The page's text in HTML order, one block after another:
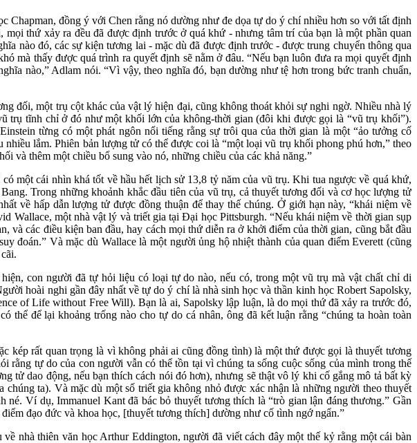
đồng ý với Chen rằng nó dường như đe dọa tự do ý chí nhiều hơn so với tất định
thứ xảy ra đều đã được định trước ở quá khứ - nhưng tâm trí của bạn là một phần quan
nào đó, các sự kiện tương lai - mặc dù đã được định trước - được trung chuyển thông qua
mà thấy được quá trình ra quyết định sẽ nằm ở đâu. “Nếu bạn luôn đưa ra mọi quyết định
nào,” Adlam nói. “Vì vậy, theo nghĩa đó, bạn dường như tệ hơn trong bức tranh chuẩn,
đối, một trụ cột khác của vật lý hiện đại, cũng không thoát khỏi sự nghi ngờ. Nhiều nhà lý
trụ tĩnh chỉ ở đó như một khối lớn của không-thời gian (đôi khi được gọi là “vũ trụ khối”).
từng có một phát ngôn nổi tiếng rằng sự trôi qua của thời gian là một “ảo tưởng cố
lắm. Phiên bản lượng tử có thể được coi là “một loại vũ trụ khối phong phú hơn,” theo
và thêm một chiều bổ sung vào nó, những chiều của các khả năng.”
một cái nhìn khá tốt về hầu hết lịch sử 13,8 tỷ năm của vũ trụ. Khi tua ngược về quá khứ,
Trong những khoảnh khắc đầu tiên của vũ trụ, cả thuyết tương đối và cơ học lượng tử
về hấp dẫn lượng tử được đồng thuận để thay thế chúng. Ở giới hạn này, “khái niệm về
Wallace, một nhà vật lý và triết gia tại Đại học Pittsburgh. “Nếu khái niệm về thời gian sụp
các điều kiện ban đầu, hay cách mọi thứ diễn ra ở khởi điểm của thời gian, cũng bắt đầu
đoán.” Và mặc dù Wallace là một người ủng hộ nhiệt thành của quan điểm Everett (cũng
con người đã tự hỏi liệu có loại tự do nào, nếu có, trong một vũ trụ mà vật chất chỉ di
hoài nghi gần đây nhất về tự do ý chí là nhà sinh học và thần kinh học Robert Sapolsky,
of Life without Free Will). Bạn là ai, Sapolsky lập luận, là do mọi thứ đã xảy ra trước đó,
để lại khoảng trống nào cho tự do cá nhân, ông đã kết luận rằng “chúng ta hoàn toàn
kép rất quan trọng là vì không phải ai cũng đồng tình) là một thứ được gọi là thuyết tương
tự do của con người vẫn có thể tồn tại vì chúng ta sống cuộc sống của mình trong thế
tử dao động, nếu bạn thích cách nói đó hơn), nhưng sẽ thật vô lý khi cố gắng mô tả bất kỳ
ta). Và mặc dù một số triết gia không nhỏ được xác nhận là những người theo thuyết
Ví dụ, Immanuel Kant đã bác bỏ thuyết tương thích là “trò gian lận đáng thương.” Gần
đạo đức và khoa học, [thuyết tương thích] dường như cố tình ngớ ngẩn.”
nhà thiên văn học Arthur Eddington, người đã viết cách đây một thế kỷ rằng một cái bàn